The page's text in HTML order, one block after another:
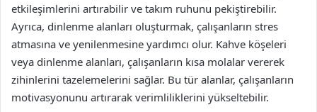
etkileşimlerini artırabilir ve takım ruhunu pekiştirebilir.
Ayrıca, dinlenme alanları oluşturmak, çalışanların stres
atmasına ve yenilenmesine yardımcı olur. Kahve köşeleri
veya dinlenme alanları, çalışanların kısa molalar vererek
zihinlerini tazelemelerini sağlar. Bu tür alanlar, çalışanların
motivasyonunu artırarak verimliliklerini yükseltebilir.